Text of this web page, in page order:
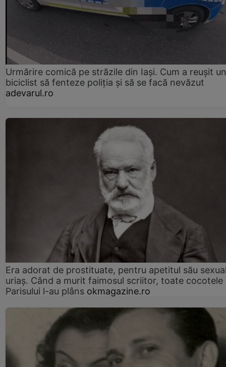
Urmărire comică pe străzile din Iași. Cum a reușit un
biciclist să fenteze poliția și să se facă nevăzut
adevarul.ro
Era adorat de prostituate, pentru apetitul său
uriaș. Când a murit faimosul scriitor, toate cocotele
Parisului l-au plâns okmagazine.ro